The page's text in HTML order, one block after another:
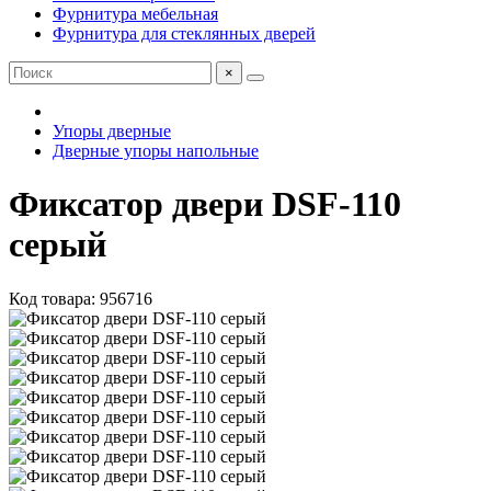
Фурнитура мебельная
Фурнитура для стеклянных дверей
×
Упоры дверные
Дверные упоры напольные
Фиксатор двери DSF-110
серый
Код товара: 956716